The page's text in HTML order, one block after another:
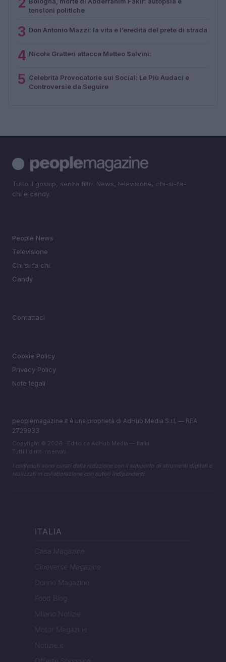
tensioni politiche
3 Don Antonio Mazzi: la vita e l’eredità del prete di strada
4 Nicola Gratteri attacca Matteo Salvini:
5 Celebrità Provocatorie sui Social: Le Più Audaci e
Controversie da Seguire
Tutto il gossip, senza filtri. News, televisione, chi-si-fa-
chi e candy.
People News
Televisione
Chi si fa chi
Candy
Contattaci
Cookie Policy
Privacy Policy
Note legali
peoplemagazine.it è una proprietà di AdHub Media S.r.l. — REA
2729933
Copyright © 2026 · Edito da AdHub Media — Italia
Tutti i diritti riservati
I contenuti sono curati dalla redazione con il supporto di strumenti digitali e
realizzati in collaborazione con autori indipendenti.
ITALIA
Casa Magazine
Cineverse Magazine
Donne Magazine
Food Blog
Milano Notizie
Motor Magazine
Notizie.it